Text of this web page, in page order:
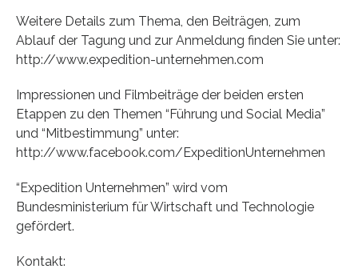
Weitere Details zum Thema, den Beiträgen, zum
Ablauf der Tagung und zur Anmeldung finden Sie unter:
http://www.expedition-unternehmen.com
Impressionen und Filmbeiträge der beiden ersten
Etappen zu den Themen “Führung und Social Media”
und “Mitbestimmung” unter:
http://www.facebook.com/ExpeditionUnternehmen
“Expedition Unternehmen” wird vom
Bundesministerium für Wirtschaft und Technologie
gefördert.
Kontakt: